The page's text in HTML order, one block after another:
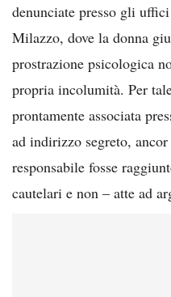
denunciate presso gli
Milazzo, dove la donna
prostrazione psicologica
propria incolumità. Per
prontamente associata
ad indirizzo segreto,
responsabile fosse
cautelari e non – atte ad